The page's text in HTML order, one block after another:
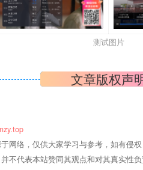
测试图片
文章版权声
网络，仅供大家学习与参考，如有侵
不代表本站赞同其观点和对其真实性负